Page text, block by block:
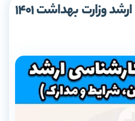
ثبت نام آزمون کارشناسی ارشد وزارت بهداشت 1401